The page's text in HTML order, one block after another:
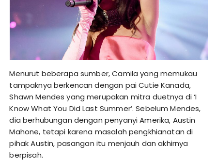
Menurut beberapa sumber, Camila yang memukau
tampaknya berkencan dengan pai Cutie Kanada,
Shawn Mendes yang merupakan mitra duetnya di ‘I
Know What You Did Last Summer’. Sebelum Mendes,
dia berhubungan dengan penyanyi Amerika, Austin
Mahone, tetapi karena masalah pengkhianatan di
pihak Austin, pasangan itu menjauh dan akhirnya
berpisah.